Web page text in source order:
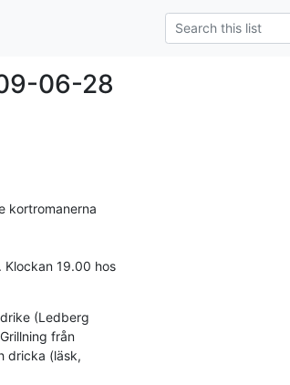
06-28
kortromanerna
Klockan 19.00 hos
(Ledberg